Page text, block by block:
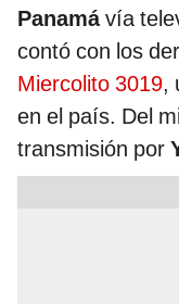
Panamávía
contó con los
Miercolito 3019,
en el país. Del
transmisión por